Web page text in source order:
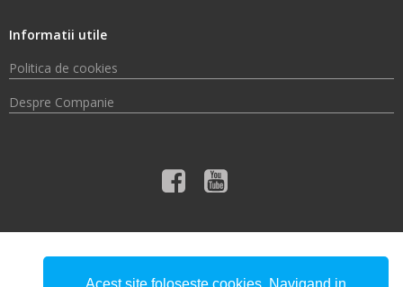
Informatii utile
Politica de cookies
Despre Companie
© 2026 Compania de Apă Someș S.A.
Acest site foloseste cookies. Navigand in